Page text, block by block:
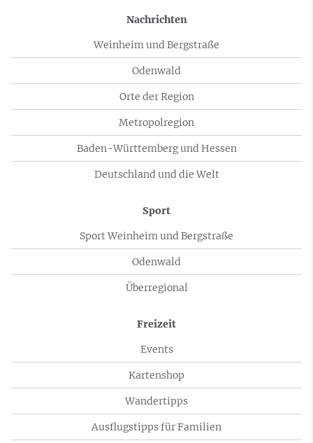
Nachrichten
Weinheim und Bergstraße
Odenwald
Orte der Region
Metropolregion
Baden-Württemberg und Hessen
Deutschland und die Welt
Sport
Sport Weinheim und Bergstraße
Odenwald
Überregional
Freizeit
Events
Kartenshop
Wandertipps
Ausflugstipps für Familien